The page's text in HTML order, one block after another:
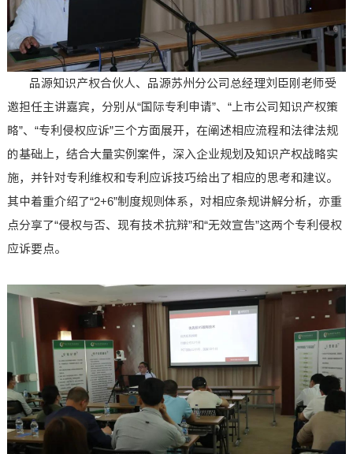
品源知识产权合伙人、品源苏州分公司总经理刘臣刚老师受
邀担任主讲嘉宾，分别从“国际专利申请”、“上市公司知识产权策
略”、“专利侵权应诉”三个方面展开，在阐述相应流程和法律法规
的基础上，结合大量实例案件，深入企业规划及知识产权战略实
施，并针对专利维权和专利应诉技巧给出了相应的思考和建议。
其中着重介绍了“2+6”制度规则体系，对相应条规讲解分析，亦重
点分享了“侵权与否、现有技术抗辩”和“无效宣告”这两个专利侵权
应诉要点。